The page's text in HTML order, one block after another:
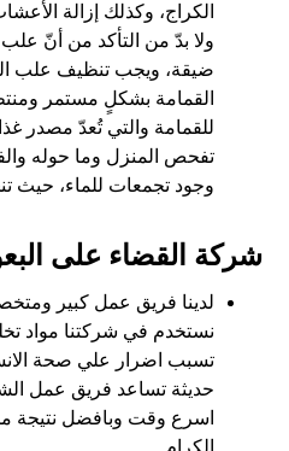
الكراج، وكذلك إزالة
ولا بدّ من التأكد من أنّ
ضيقة، ويجب تنظيف علب
القمامة بشكلٍ مستمر
للقمامة والتي تُعدّ مصدر
تفحص المنزل وما حوله
وجود تجمعات للماء، حيث
شركة القضاء على
لدينا فريق عمل كبير
نستخدم في شركتنا مواد
تسبب اضرار علي صحة
حديثة تساعد فريق عمل
اسرع وقت وبافضل نتيجة